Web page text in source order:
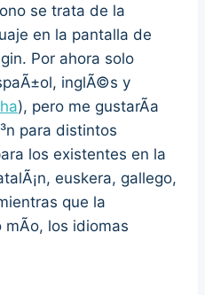
se trata de la
en la pantalla de
Por ahora solo
inglÃ©s y
), pero me gustarÃ­a
para distintos
los existentes en la
euskera, gallego,
que la
mÃ­o, los idiomas